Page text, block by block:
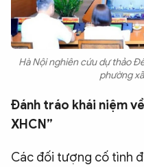
Hà Nội nghiên cứu dự thảo
phường
Đánh tráo khái niệm
XHCN”
Các đối tượng cố tình